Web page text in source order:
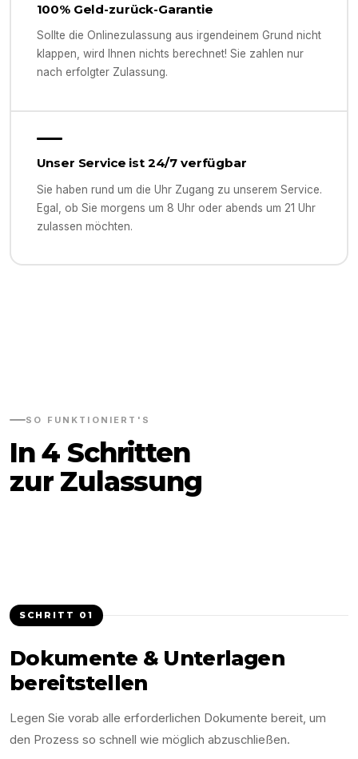
100% Geld-zurück-Garantie
Sollte die Onlinezulassung aus irgendeinem Grund nicht
klappen, wird Ihnen nichts berechnet! Sie zahlen nur
nach erfolgter Zulassung.
Unser Service ist 24/7 verfügbar
Sie haben rund um die Uhr Zugang zu unserem Service.
Egal, ob Sie morgens um 8 Uhr oder abends um 21 Uhr
zulassen möchten.
SO FUNKTIONIERT'S
In 4 Schritten
zur Zulassung
SCHRITT 01
Dokumente & Unterlagen
bereitstellen
Legen Sie vorab alle erforderlichen Dokumente bereit, um
den Prozess so schnell wie möglich abzuschließen.